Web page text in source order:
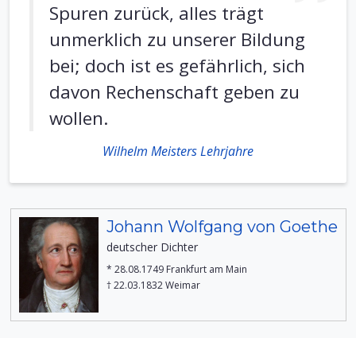
Spuren zurück, alles trägt
unmerklich zu unserer Bildung
bei; doch ist es gefährlich, sich
davon Rechenschaft geben zu
wollen.
Wilhelm Meisters Lehrjahre
Johann Wolfgang von Goethe
deutscher Dichter
* 28.08.1749 Frankfurt am Main
† 22.03.1832 Weimar